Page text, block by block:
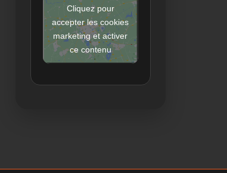
Cliquez pour
accepter les cookies
marketing et activer
ce contenu